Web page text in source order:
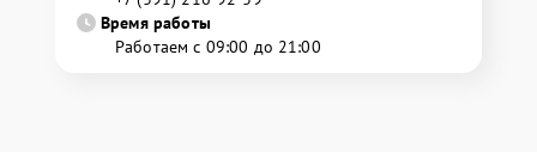
Время работы
Работаем с 09:00 до 21:00